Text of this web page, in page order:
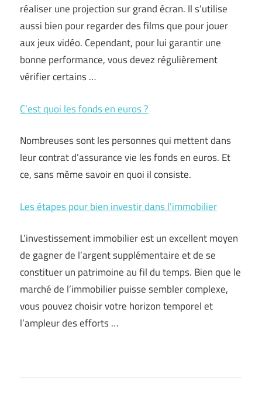
réaliser une projection sur grand écran. Il s’utilise
aussi bien pour regarder des films que pour jouer
aux jeux vidéo. Cependant, pour lui garantir une
bonne performance, vous devez régulièrement
vérifier certains …
C’est quoi les fonds en euros ?
Nombreuses sont les personnes qui mettent dans
leur contrat d’assurance vie les fonds en euros. Et
ce, sans même savoir en quoi il consiste.
Les étapes pour bien investir dans l’immobilier
L’investissement immobilier est un excellent moyen
de gagner de l’argent supplémentaire et de se
constituer un patrimoine au fil du temps. Bien que le
marché de l’immobilier puisse sembler complexe,
vous pouvez choisir votre horizon temporel et
l’ampleur des efforts …